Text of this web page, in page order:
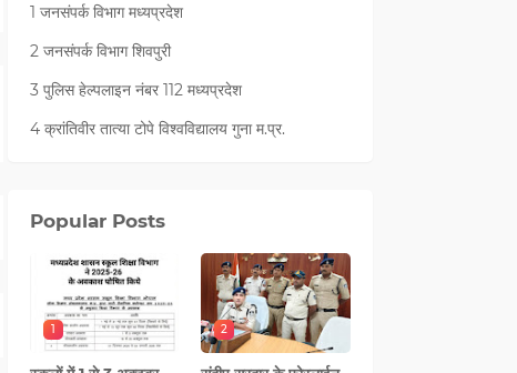
1 जनसंपर्क विभाग मध्यप्रदेश
2 जनसंपर्क विभाग शिवपुरी
3 पुलिस हेल्पलाइन नंबर 112 मध्‍यप्रदेश
4 क्रांतिवीर तात्या टोपे विश्वविद्यालय गुना म.प्र.
Popular Posts
1 2